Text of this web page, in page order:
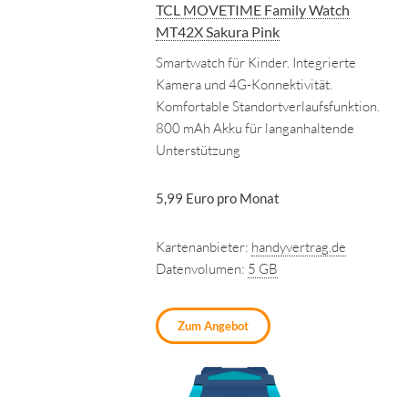
TCL MOVETIME Family Watch
MT42X Sakura Pink
Smartwatch für Kinder. Integrierte
Kamera und 4G-Konnektivität.
Komfortable Standortverlaufsfunktion.
800 mAh Akku für langanhaltende
Unterstützung
5,99 Euro pro Monat
Kartenanbieter: handyvertrag.de
Datenvolumen: 5 GB
Zum Angebot